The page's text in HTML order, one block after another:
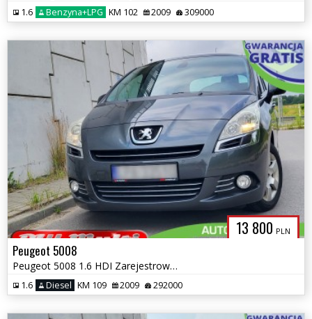
1.6 Benzyna+LPG KM 102 2009 309000
13 800 PLN
Peugeot 5008
Peugeot 5008 1.6 HDI Zarejestrowany Panorama ZAMIANA GWARANCJA!
1.6 Diesel KM 109 2009 292000